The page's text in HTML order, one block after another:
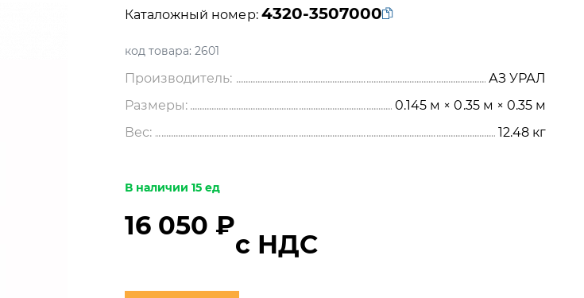
Каталожный номер: 4320-3507000
код товара: 2601
Производитель:
АЗ УРАЛ
Размеры:
0.145 м × 0.35 м × 0.35 м
Вес:
12.48 кг
В наличии 15 ед
16 050 ₽
с НДС